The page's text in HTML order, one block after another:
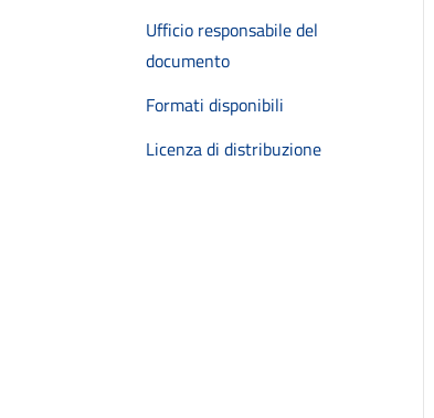
Ufficio responsabile del
documento
Formati disponibili
Licenza di distribuzione